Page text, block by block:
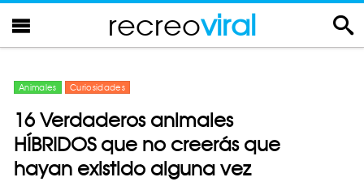
recreoviral
Animales Curiosidades
16 Verdaderos animales
HÍBRIDOS que no creerás que
hayan existido alguna vez